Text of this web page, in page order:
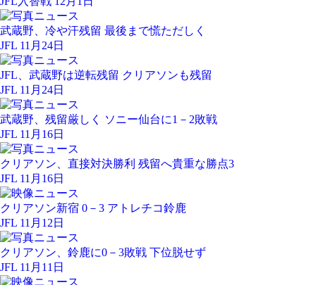
武蔵野、冷や汗残留 最後まで慌ただしく
JFL 11月24日
JFL、武蔵野は逆転残留 クリアソンも残留
JFL 11月24日
武蔵野、残留厳しく ソニー仙台に1－2敗戦
JFL 11月16日
クリアソン、直接対決勝利 残留へ貴重な勝点3
JFL 11月16日
クリアソン新宿 0－3 アトレチコ鈴鹿
JFL 11月12日
クリアソン、鈴鹿に0－3敗戦 下位脱せず
JFL 11月11日